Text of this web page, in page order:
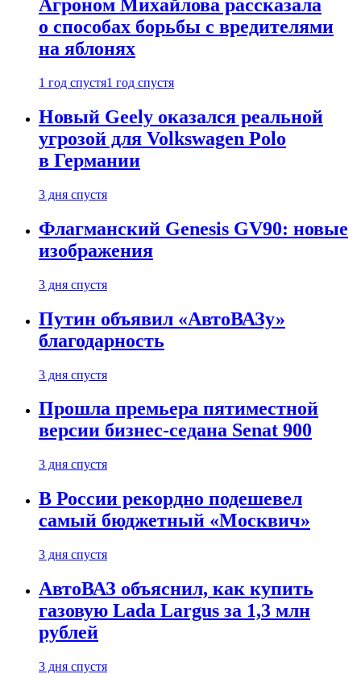
Агроном Михайлова рассказала
о способах борьбы с вредителями
на яблонях
1 год спустя1 год спустя
Новый Geely оказался реальной
угрозой для Volkswagen Polo
в Германии
3 дня спустя
Флагманский Genesis GV90: новые
изображения
3 дня спустя
Путин объявил «АвтоВАЗу»
благодарность
3 дня спустя
Прошла премьера пятиместной
версии бизнес-седана Senat 900
3 дня спустя
В России рекордно подешевел
самый бюджетный «Москвич»
3 дня спустя
АвтоВАЗ объяснил, как купить
газовую Lada Largus за 1,3 млн
рублей
3 дня спустя